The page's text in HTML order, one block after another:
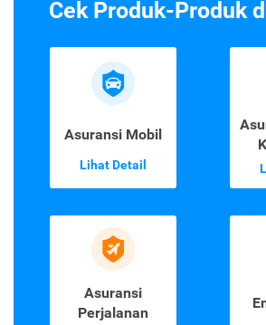
Cek Produk-Produk
Asuransi Mobil
Lihat Detail
Asuransi
Perjalanan